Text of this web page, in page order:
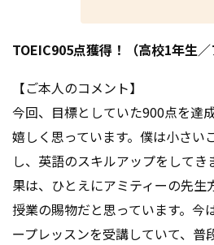
TOEIC905点獲得！（高校1年生／
【ご本人のコメント】
今回、目標としていた900点を達
嬉しく思っています。僕は小さい
し、英語のスキルアップをしてき
果は、ひとえにアミティーの先生
授業の賜物だと思っています。今
ープレッスンを受講していて、普